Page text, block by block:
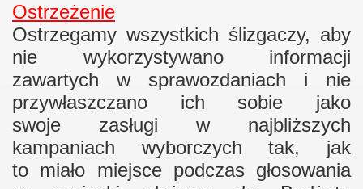
Ostrzeżenie
Ostrzegamy wszystkich ślizgaczy, aby
nie wykorzystywano informacji
zawartych w sprawozdaniach i nie
przywłaszczano ich sobie jako
swoje zasługi w najbliższych
kampaniach wyborczych tak, jak
to miało miejsce podczas głosowania